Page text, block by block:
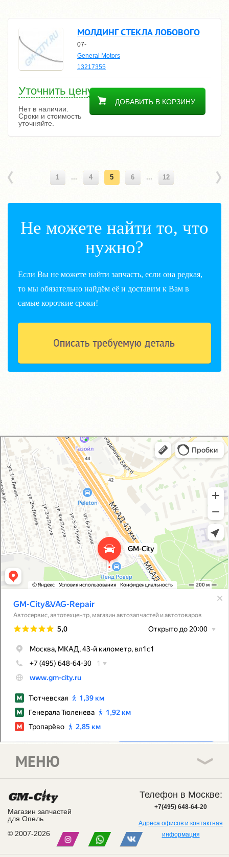
МОЛДИНГ СТЕКЛА ЛОБОВОГО
07-
General Motors
13217355
Уточнить цену
ДОБАВИТЬ В КОРЗИНУ
Нет в наличии.
Сроки и стоимость
уточняйте.
1 ... 4 5 6 ... 12
Не можете найти то, что
нужно?
Если Вы не можете найти запчасть, если она редкая,
то мы обязательно найдём её и доставим к Вам в
самые короткие сроки!
GM-City&VAG-Repair
Автосервис, автотехцентр в Москве
Магазин автозапчастей и автотоваров в Москве
Магазин запчастей
для Опель
© 2007-2026
МЕНЮ
Телефон в Москве:
+7(495) 648-64-20
Адреса офисов и контактная
информация